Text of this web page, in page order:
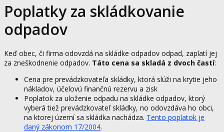
Poplatky za skládkovanie
odpadov
Keď obec, či firma odovzdá na skládke odpadov odpad, zaplatí jej
za zneškodnenie odpadov. Táto cena sa skladá z dvoch častí:
Cena pre prevádzkovateľa skládky, ktorá slúži na krytie jeho
nákladov, účelovú finančnú rezervu a zisk
Poplatok za uloženie odpadu na skládke odpadov, ktorý
vyberá tiež prevádzkovateľ skládky, no odovzdáva ho obci,
na ktorej území sa skládka nachádza. Tento poplatok je
daný zákonom 17/2004.